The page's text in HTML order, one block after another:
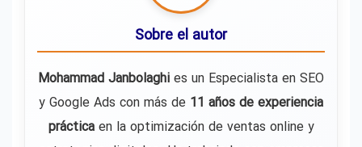
Sobre el autor
Mohammad Janbolaghi es un Especialista en SEO
y Google Ads con más de 11 años de experiencia
prácticaen la optimización de ventas online y